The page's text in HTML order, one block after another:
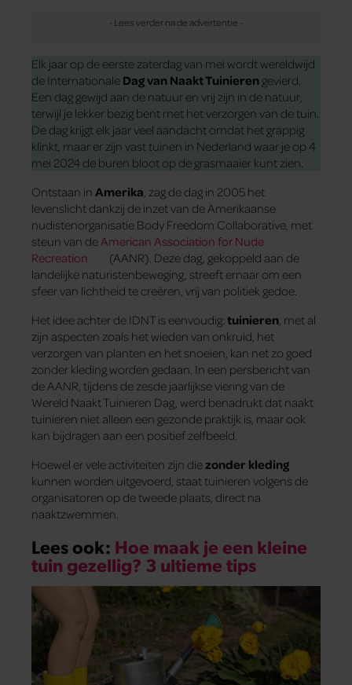
Elk jaar op de eerste zaterdag van mei wordt wereldwijd
de Internationale Dag van Naakt Tuinieren gevierd.
Een dag gewijd aan de natuur en vrij zijn in de natuur,
terwijl je lekker bezig bent met het verzorgen van de tuin.
De dag krijgt elk jaar veel aandacht omdat het grappig
klinkt, maar er zijn vast tuinen in Nederland waar je op 4
mei 2024 de buren bloot op de grasmaaier kunt zien.
Ontstaan in Amerika, zag de dag in 2005 het
levenslicht dankzij de inzet van de Amerikaanse
nudistenorganisatie Body Freedom Collaborative, met
steun van deAmerican Association for Nude
Recreation
(AANR). Deze dag, gekoppeld aan de
landelijke naturistenbeweging, streeft ernaar om een
sfeer van lichtheid te creëren, vrij van politiek gedoe.
Het idee achter de IDNT is eenvoudig: tuinieren, met al
zijn aspecten zoals het wieden van onkruid, het
verzorgen van planten en het snoeien, kan net zo goed
zonder kleding worden gedaan. In een persbericht van
de AANR, tijdens de zesde jaarlijkse viering van de
Wereld Naakt Tuinieren Dag, werd benadrukt dat naakt
tuinieren niet alleen een gezonde praktijk is, maar ook
kan bijdragen aan een positief zelfbeeld.
Hoewel er vele activiteiten zijn diezonder kleding
kunnen worden uitgevoerd, staat tuinieren volgens de
organisatoren op de tweede plaats, direct na
naaktzwemmen.
Lees ook: Hoe maak je een kleine
tuin gezellig? 3 ultieme tips